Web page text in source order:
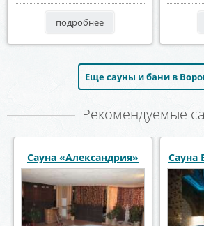
подробнее
Еще сауны и бани в
Рекомендуемые
«Александрия» Сауна